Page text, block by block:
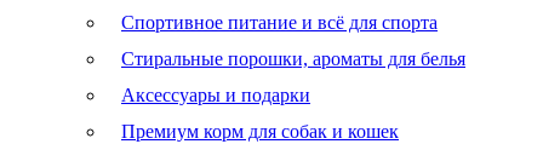
Спортивное питание и всё для спорта
Стиральные порошки, ароматы для белья
Аксессуары и подарки
Премиум корм для собак и кошек